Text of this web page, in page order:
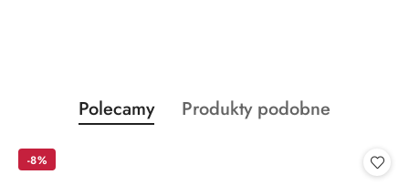
Pomiń karuzelę produktów
Produkty
o
Polecamy
Produkty
Produkty podobne
-8%